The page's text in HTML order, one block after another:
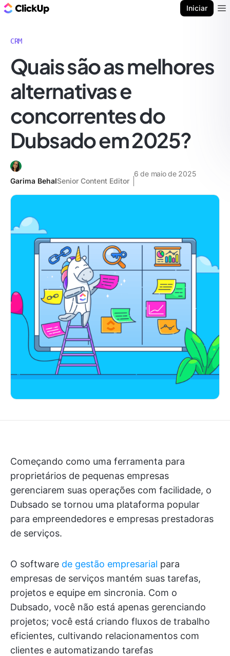
Iniciar
CRM
Quais são as melhores
alternativas e
concorrentes do
Dubsado em 2025?
Garima BehalSenior Content Editor
6 de maio de 2025
Começando como uma ferramenta para
proprietários de pequenas empresas
gerenciarem suas operações com facilidade, o
Dubsado se tornou uma plataforma popular
para empreendedores e empresas prestadoras
de serviços.
O software de gestão empresarial para
empresas de serviços mantém suas tarefas,
projetos e equipe em sincronia. Com o
Dubsado, você não está apenas gerenciando
projetos; você está criando fluxos de trabalho
eficientes, cultivando relacionamentos com
clientes e automatizando tarefas